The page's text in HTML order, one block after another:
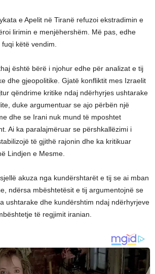
e Apelit në Tiranë refuzoi ekstradimin e
lirimin e menjëhershëm. Më pas, edhe
këtë vendim.
është bërë i njohur edhe për analizat e tij
dhe gjeopolitike. Gjatë konfliktit mes Izraelit
qëndrime kritike ndaj ndërhyrjes ushtarake
duke argumentuar se ajo përbën një
dhe se Irani nuk mund të mposhtet
Ai ka paralajmëruar se përshkallëzimi i
të gjithë rajonin dhe ka kritikuar
Lindjen e Mesme.
akuza nga kundërshtarët e tij se ai mban
ndërsa mbështetësit e tij argumentojnë se
ushtarake dhe kundërshtim ndaj ndërhyrjeve
të regjimit iranian.